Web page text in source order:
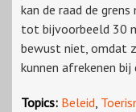
kan de raad de
tot bijvoorbeeld 30
bewust niet, omdat
kunnen afrekenen bij
Topics: Beleid,